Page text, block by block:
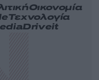
Οικονομία
Τεχνολογία
Driveit